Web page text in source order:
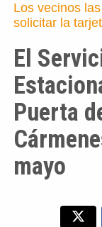
Los vecinos
solicitar la
El
Puerta
mayo